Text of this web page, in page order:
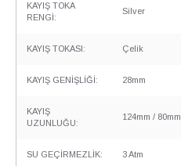
KAYIŞ TOKA
RENGİ:
Silver
KAYIŞ TOKASI: Çelik
KAYIŞ GENİŞLİĞİ: 28mm
KAYIŞ
UZUNLUĞU:
124mm / 80mm
SU GEÇİRMEZLİK: 3 Atm